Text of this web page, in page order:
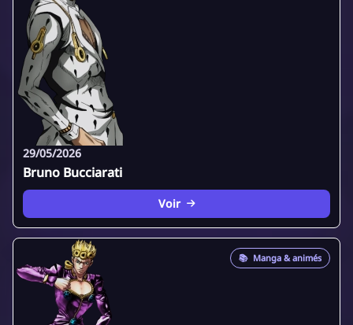
29/05/2026
Bruno Bucciarati
Voir
📚 Manga & animés